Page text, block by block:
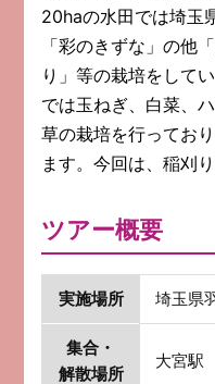
20haの水田では埼玉
「彩のきずな」の他
り」等の栽培をして
では玉ねぎ、白菜、
草の栽培を行ってお
ます。今回は、稲刈
ツアー概要
実施場所 埼玉県
集合・
解散場所
大宮駅